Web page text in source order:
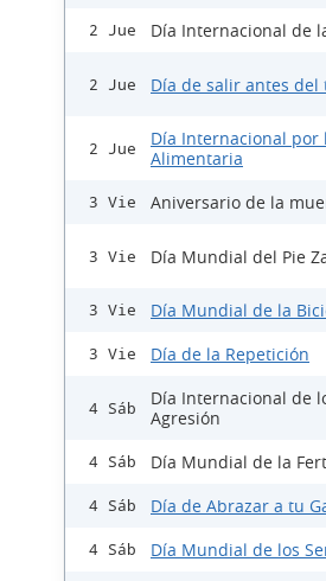
2 Jue Día Internacional de
2 Jue Día de salir antes del
2 Jue
Día Internacional por
Alimentaria
3 Vie Aniversario de la
3 Vie Día Mundial del Pie
3 Vie Día Mundial de la
3 Vie Día de la Repetición
4 Sáb
Día Internacional de
Agresión
4 Sáb Día Mundial de la
4 Sáb Día de Abrazar a tu
4 Sáb Día Mundial de los